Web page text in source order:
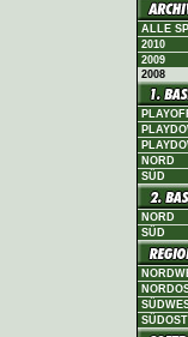
ALLE
2010
2009
2008
NORD
SÜD
NORD
SÜD
SÜDOST